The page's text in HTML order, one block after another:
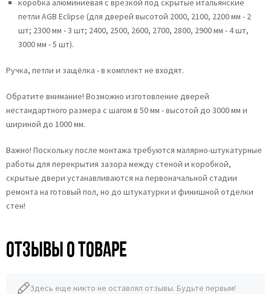
коробка алюминиевая с врезкой под скрытые итальянские
петли AGB Eclipse (для дверей высотой 2000, 2100, 2200 мм - 2
шт; 2300 мм - 3 шт; 2400, 2500, 2600, 2700, 2800, 2900 мм - 4 шт,
3000 мм - 5 шт).
Ручка, петли и защёлка - в комплект не входят.
Обратите внимание! Возможно изготовление дверей
нестандартного размера с шагом в 50 мм - высотой до 3000 мм и
шириной до 1000 мм.
Важно! Поскольку после монтажа требуются малярно-штукатурные
работы для перекрытия зазора между стеной и коробкой,
скрытые двери устанавливаются на первоначальной стадии
ремонта на готовый пол, но до штукатурки и финишной отделки
стен!
Отзывы о товаре
Здесь еще никто не оставлял отзывы. Будьте первым!